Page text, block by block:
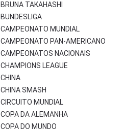
BRUNA TAKAHASHI
BUNDESLIGA
CAMPEONATO MUNDIAL
CAMPEONATO PAN-AMERICANO
CAMPEONATOS NACIONAIS
CHAMPIONS LEAGUE
CHINA
CHINA SMASH
CIRCUITO MUNDIAL
COPA DA ALEMANHA
COPA DO MUNDO